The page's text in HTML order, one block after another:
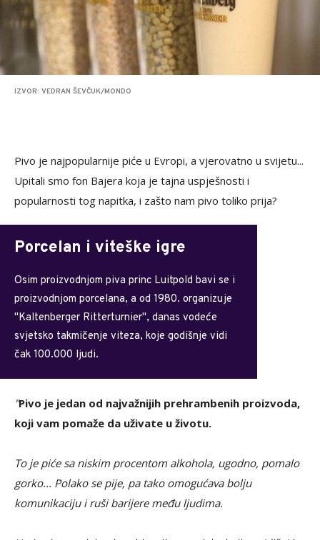
IZVOR: VEDRAN ŠEVČUK/MONDO
Pivo je najpopularnije piće u Evropi, a vjerovatno u svijetu...
Upitali smo fon Bajera koja je tajna uspješnosti i
popularnosti tog napitka, i zašto nam pivo toliko prija?
Porcelan i viteške igre
Osim proizvodnjom piva princ Luitpold bavi se i
proizvodnjom porcelana, a od 1980. organizuje
"Kaltenberger Ritterturnier", danas vodeće
svjetsko takmičenje viteza, koje godišnje vidi
čak 100.000 ljudi.
"Pivo je jedan od najvažnijih prehrambenih proizvoda,
koji vam pomaže da uživate u životu.
To je piće sa niskim procentom alkohola, ugodno, pomalo
gorko... Polako se pije, pa tako omogućava bolju
komunikaciju i ruši barijere među ljudima.